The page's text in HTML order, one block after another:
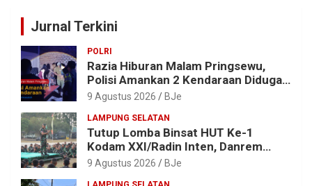
Jurnal Terkini
POLRI
Razia Hiburan Malam Pringsewu,
Polisi Amankan 2 Kendaraan Diduga
Bermasalah
9 Agustus 2026 BJe
LAMPUNG SELATAN
Tutup Lomba Binsat HUT Ke-1
Kodam XXI/Radin Inten, Danrem
043/Gatam Apresiasi Prestasi
9 Agustus 2026 BJe